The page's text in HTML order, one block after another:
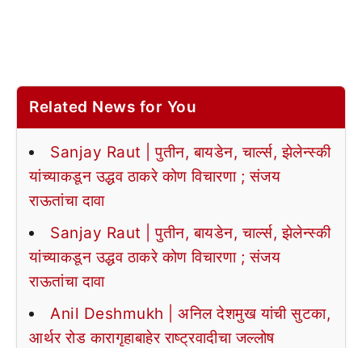
Related News for You
Sanjay Raut | पुतीन, बायडेन, चार्ल्स, झेलेन्स्की
यांच्याकडून उद्धव ठाकरे कोण विचारणा ; संजय
राऊतांचा दावा
Sanjay Raut | पुतीन, बायडेन, चार्ल्स, झेलेन्स्की
यांच्याकडून उद्धव ठाकरे कोण विचारणा ; संजय
राऊतांचा दावा
Anil Deshmukh | अनिल देशमुख यांची सुटका,
आर्थर रोड कारागृहाबाहेर राष्ट्रवादीचा जल्लोष